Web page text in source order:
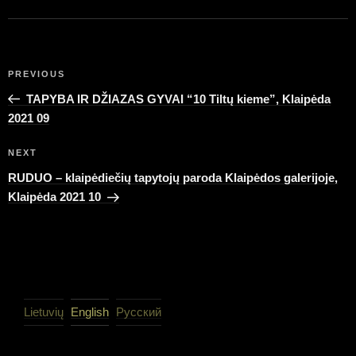
Previous
Post
PREVIOUS
TAPYBA IR DŽIAZAS GYVAI “10 Tiltų kieme”, Klaipėda
2021 09
Next
Post
NEXT
RUDUO – klaipėdiečių tapytojų paroda Klaipėdos galerijoje,
Klaipėda 2021 10
Lietuvių English Русский